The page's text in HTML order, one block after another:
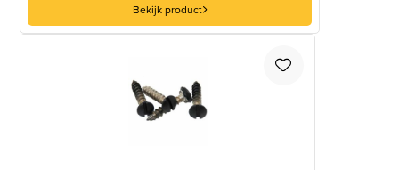
Bekijk product